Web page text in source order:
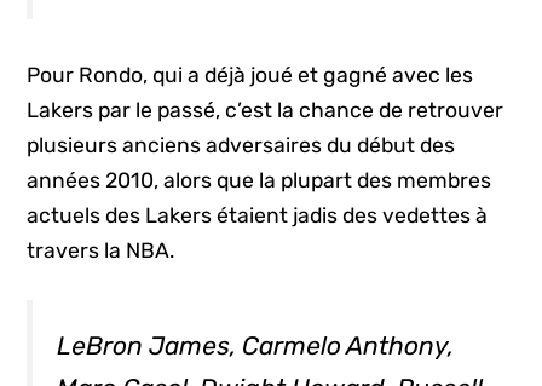
Pour Rondo, qui a déjà joué et gagné avec les
Lakers par le passé, c’est la chance de retrouver
plusieurs anciens adversaires du début des
années 2010, alors que la plupart des membres
actuels des Lakers étaient jadis des vedettes à
travers la NBA.
LeBron James, Carmelo Anthony,